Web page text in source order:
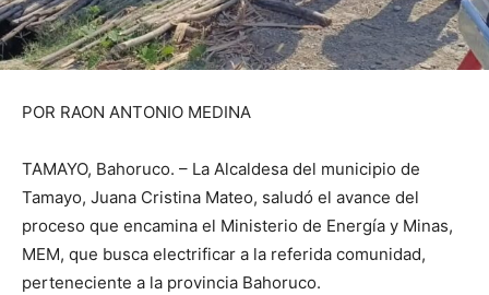
POR RAON ANTONIO MEDINA
TAMAYO, Bahoruco. – La Alcaldesa del municipio de
Tamayo, Juana Cristina Mateo, saludó el avance del
proceso que encamina el Ministerio de Energía y Minas,
MEM, que busca electrificar a la referida comunidad,
perteneciente a la provincia Bahoruco.